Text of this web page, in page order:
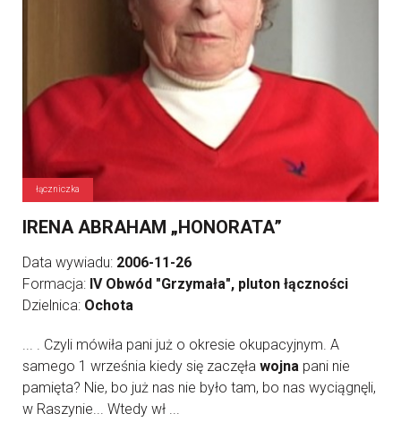
łączniczka
IRENA ABRAHAM „HONORATA”
Data wywiadu: 2006-11-26
Formacja: IV Obwód "Grzymała", pluton łączności
Dzielnica: Ochota
... . Czyli mówiła pani już o okresie okupacyjnym. A
samego 1 września kiedy się zaczęła wojna pani nie
pamięta? Nie, bo już nas nie było tam, bo nas wyciągnęli,
w Raszynie... Wtedy wł ...